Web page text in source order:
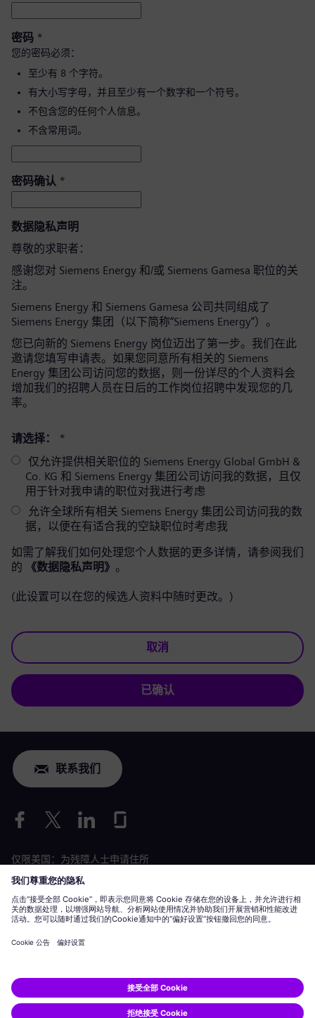
密码 *
您的密码必须：
至少有 8 个字符。
有大小写字母，并且至少有一个数字和一个符号。
不包含您的任何个人信息。
不含常用词。
密码确认 *
数据隐私声明
尊敬的求职者：
感谢您对 Siemens Energy 和/或 Siemens Gamesa 职位的关
注。
Siemens Energy 和 Siemens Gamesa 公司共同组成了
Siemens Energy 集团（以下简称“Siemens Energy”）。
您已向新的 Siemens Energy 岗位迈出了第一步。我们在此
邀请您填写申请表。如果您同意所有相关的 Siemens
Energy 集团公司访问您的数据，则一份详尽的个人资料会
增加我们的招聘人员在日后的工作岗位招聘中发现您的几
率。
请选择：
*
仅允许提供相关职位的 Siemens Energy Global GmbH &
Co. KG 和 Siemens Energy 集团公司访问我的数据，且仅
用于针对我申请的职位对我进行考虑
允许全球所有相关 Siemens Energy 集团公司访问我的数
据，以便在有适合我的空缺职位时考虑我
如需了解我们如何处理您个人数据的更多详情，请参阅我们
的
《数据隐私声明》 。
(此设置可以在您的候选人资料中随时更改。)
取消
已确认
联系我们
仅限美国：为残障人士申请住所
劳工情况申请
Siemens Energy 是由 Siemens AG 授权的商标。